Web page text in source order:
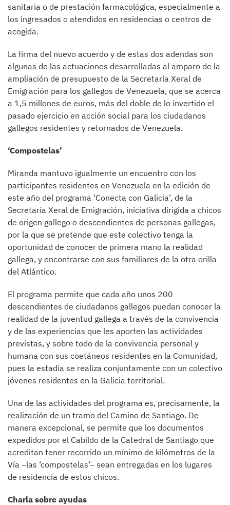
sanitaria o de prestación farmacológica, especialmente a
los ingresados o atendidos en residencias o centros de
acogida.
La firma del nuevo acuerdo y de estas dos adendas son
algunas de las actuaciones desarrolladas al amparo de la
ampliación de presupuesto de la Secretaría Xeral de
Emigración para los gallegos de Venezuela, que se acerca
a 1,5 millones de euros, más del doble de lo invertido el
pasado ejercicio en acción social para los ciudadanos
gallegos residentes y retornados de Venezuela.
‘Compostelas’
Miranda mantuvo igualmente un encuentro con los
participantes residentes en Venezuela en la edición de
este año del programa ‘Conecta con Galicia’, de la
Secretaría Xeral de Emigración, iniciativa dirigida a chicos
de origen gallego o descendientes de personas gallegas,
por la que se pretende que este colectivo tenga la
oportunidad de conocer de primera mano la realidad
gallega, y encontrarse con sus familiares de la otra orilla
del Atlántico.
El programa permite que cada año unos 200
descendientes de ciudadanos gallegos puedan conocer la
realidad de la juventud gallega a través de la convivencia
y de las experiencias que les aporten las actividades
previstas, y sobre todo de la convivencia personal y
humana con sus coetáneos residentes en la Comunidad,
pues la estadía se realiza conjuntamente con un colectivo
jóvenes residentes en la Galicia territorial.
Una de las actividades del programa es, precisamente, la
realización de un tramo del Camino de Santiago. De
manera excepcional, se permite que los documentos
expedidos por el Cabildo de la Catedral de Santiago que
acreditan tener recorrido un mínimo de kilómetros de la
Vía –las ‘compostelas’– sean entregadas en los lugares
de residencia de estos chicos.
Charla sobre ayudas